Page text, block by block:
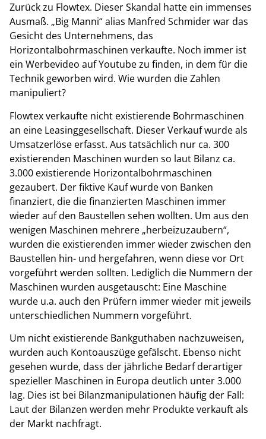
Zurück zu Flowtex. Dieser Skandal hatte ein immenses
Ausmaß. „Big Manni“ alias Manfred Schmider war das
Gesicht des Unternehmens, das
Horizontalbohrmaschinen verkaufte. Noch immer ist
ein Werbevideo auf Youtube zu finden, in dem für die
Technik geworben wird. Wie wurden die Zahlen
manipuliert?
Flowtex verkaufte nicht existierende Bohrmaschinen
an eine Leasinggesellschaft. Dieser Verkauf wurde als
Umsatzerlöse erfasst. Aus tatsächlich nur ca. 300
existierenden Maschinen wurden so laut Bilanz ca.
3.000 existierende Horizontalbohrmaschinen
gezaubert. Der fiktive Kauf wurde von Banken
finanziert, die die finanzierten Maschinen immer
wieder auf den Baustellen sehen wollten. Um aus den
wenigen Maschinen mehrere „herbeizuzaubern“,
wurden die existierenden immer wieder zwischen den
Baustellen hin- und hergefahren, wenn diese vor Ort
vorgeführt werden sollten. Lediglich die Nummern der
Maschinen wurden ausgetauscht: Eine Maschine
wurde u.a. auch den Prüfern immer wieder mit jeweils
unterschiedlichen Nummern vorgeführt.
Um nicht existierende Bankguthaben nachzuweisen,
wurden auch Kontoauszüge gefälscht. Ebenso nicht
gesehen wurde, dass der jährliche Bedarf derartiger
spezieller Maschinen in Europa deutlich unter 3.000
lag. Dies ist bei Bilanzmanipulationen häufig der Fall:
Laut der Bilanzen werden mehr Produkte verkauft als
der Markt nachfragt.